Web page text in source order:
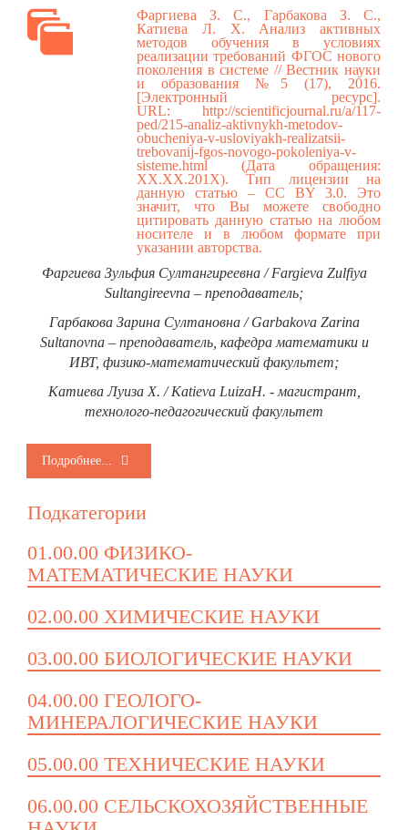
Фаргиева З. С., Гарбакова З. С.,
Катиева Л. Х. Анализ активных
методов обучения в условиях
реализации требований ФГОС нового
поколения в системе // Вестник науки
и образования №5 (17), 2016.
[Электронный ресурс].
URL: http://scientificjournal.ru/a/117-
ped/215-analiz-aktivnykh-metodov-
obucheniya-v-usloviyakh-realizatsii-
trebovanij-fgos-novogo-pokoleniya-v-
sisteme.html (Дата обращения:
ХХ.ХХ.201Х). Тип лицензии на
данную статью – CC BY 3.0. Это
значит, что Вы можете свободно
цитировать данную статью на любом
носителе и в любом формате при
указании авторства.
Фаргиева Зульфия Султангиреевна / Fargieva Zulfiya
Sultangireevna – преподаватель;
Гарбакова Зарина Султановна / Garbakova Zarina
Sultanovna – преподаватель, кафедра математики и
ИВТ, физико-математический факультет;
Кaтиева Луиза Х. / Kаtieva LuizaH. - магистрант,
технолого-педагогический факультет
Подробнее...
Подкатегории
01.00.00 ФИЗИКО-
МАТЕМАТИЧЕСКИЕ НАУКИ
02.00.00 ХИМИЧЕСКИЕ НАУКИ
03.00.00 БИОЛОГИЧЕСКИЕ НАУКИ
04.00.00 ГЕОЛОГО-
МИНЕРАЛОГИЧЕСКИЕ НАУКИ
05.00.00 ТЕХНИЧЕСКИЕ НАУКИ
06.00.00 СЕЛЬСКОХОЗЯЙСТВЕННЫЕ